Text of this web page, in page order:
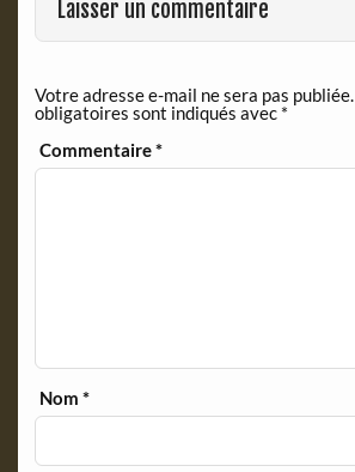
e
n
l
y
Laisser un commentaire
Votre adresse e-mail ne sera pas publiée.
obligatoires sont indiqués avec *
Commentaire*
Nom*